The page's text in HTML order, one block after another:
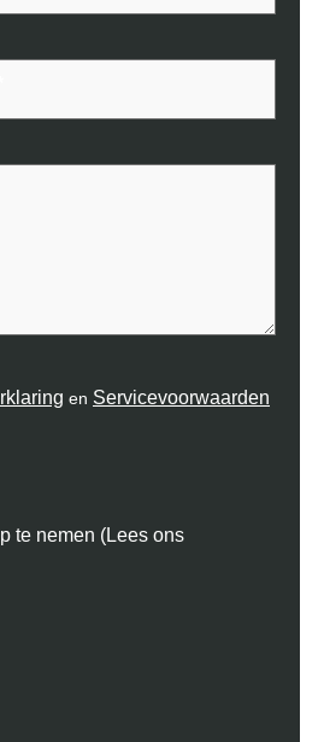
en Servicevoorwaarden
te nemen (Lees ons